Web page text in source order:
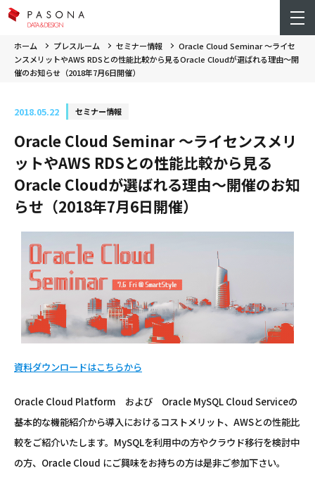
ホーム プレスルーム セミナー情報
Oracle Cloud Seminar ～ライセ
ンスメリットやAWS RDSとの性能比較から見るOracle Cloudが選ばれる理由～開
催のお知らせ（2018年7月6日開催）
2018.05.22 セミナー情報
Oracle Cloud Seminar ～ライセンスメリ
ットやAWS RDSとの性能比較から見る
Oracle Cloudが選ばれる理由～開催のお知
らせ（2018年7月6日開催）
資料ダウンロードはこちらから
Oracle Cloud Platform および Oracle MySQL Cloud Serviceの
基本的な機能紹介から導入におけるコストメリット、AWSとの性能比
較をご紹介いたします。MySQLを利用中の方やクラウド移行を検討中
の方、Oracle Cloud にご興味をお持ちの方は是非ご参加下さい。